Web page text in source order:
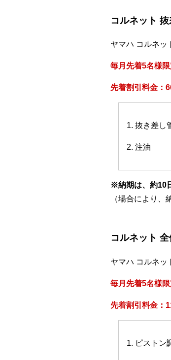
コルネット
ヤマハ コルネッ
毎月先着5名様限
先着割引料金：
1. 抜き差し
2. 注油
※納期は、約10
（場合により、
コルネット
ヤマハ コルネッ
毎月先着5名様限
先着割引料金：
1. ピストン